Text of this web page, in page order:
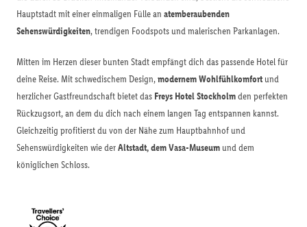
Hauptstadt mit einer einmaligen Fülle an atemberaubenden
Sehenswürdigkeiten, trendigen Foodspots und malerischen Parkanlagen.
Mitten im Herzen dieser bunten Stadt empfängt dich das passende Hotel für
deine Reise. Mit schwedischem Design,modernem Wohlfühlkomfort und
herzlicher Gastfreundschaft bietet das Freys Hotel Stockholmden perfekten
Rückzugsort, an dem du dich nach einem langen Tag entspannen kannst.
Gleichzeitig profitierst du von der Nähe zum Hauptbahnhof und
Sehenswürdigkeiten wie derAltstadt, dem Vasa-Museum und dem
königlichen Schloss.